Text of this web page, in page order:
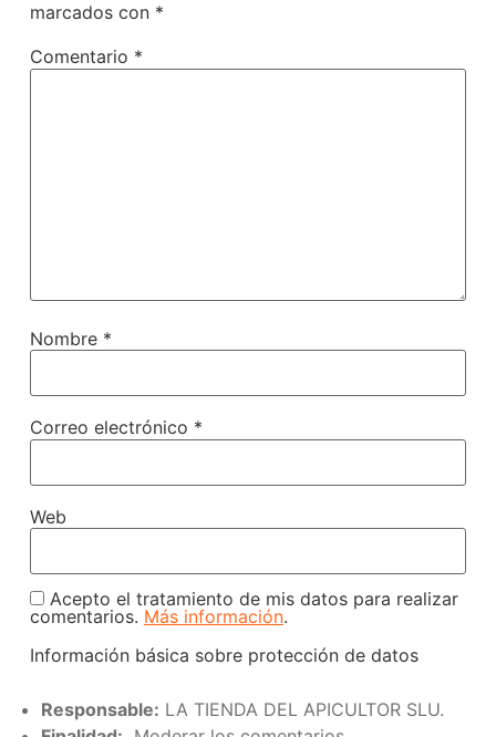
marcados con *
Comentario *
Nombre *
Correo electrónico *
Web
Acepto el tratamiento de mis datos para realizar
comentarios. Más información.
Información básica sobre protección de datos
Responsable: LA TIENDA DEL APICULTOR SLU.